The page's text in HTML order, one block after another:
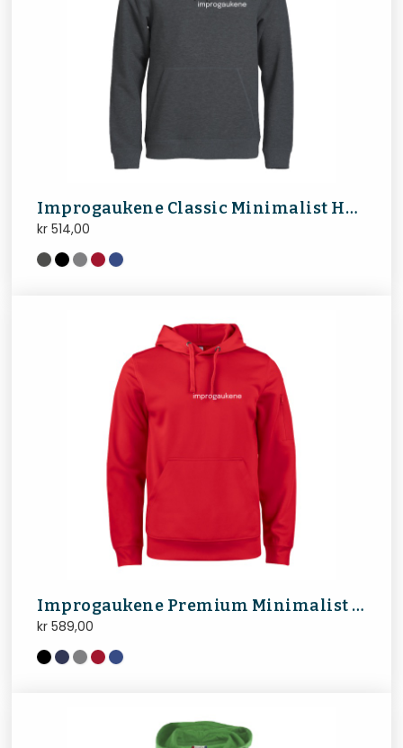
Improgaukene Classic Minimalist Hoodie
kr 514,00
Improgaukene Premium Minimalist Hoodie
kr 589,00